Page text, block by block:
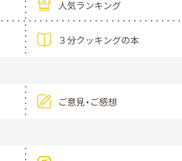
人気ランキング
３分クッキングの本
ご意見・ご感想